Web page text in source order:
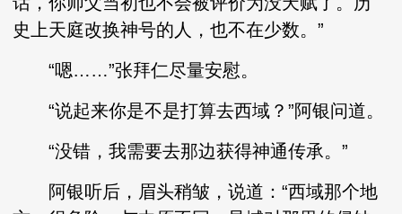
史上天庭改换神号的人，也不在少数。”
“嗯……”张拜仁尽量安慰。
“说起来你是不是打算去西域？”阿银问道。
“没错，我需要去那边获得神通传承。”
阿银听后，眉头稍皱，说道：“西域那个地